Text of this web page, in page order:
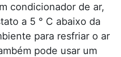
condicionador de ar,
a 5 ° C abaixo da
para resfriar o ar
pode usar um